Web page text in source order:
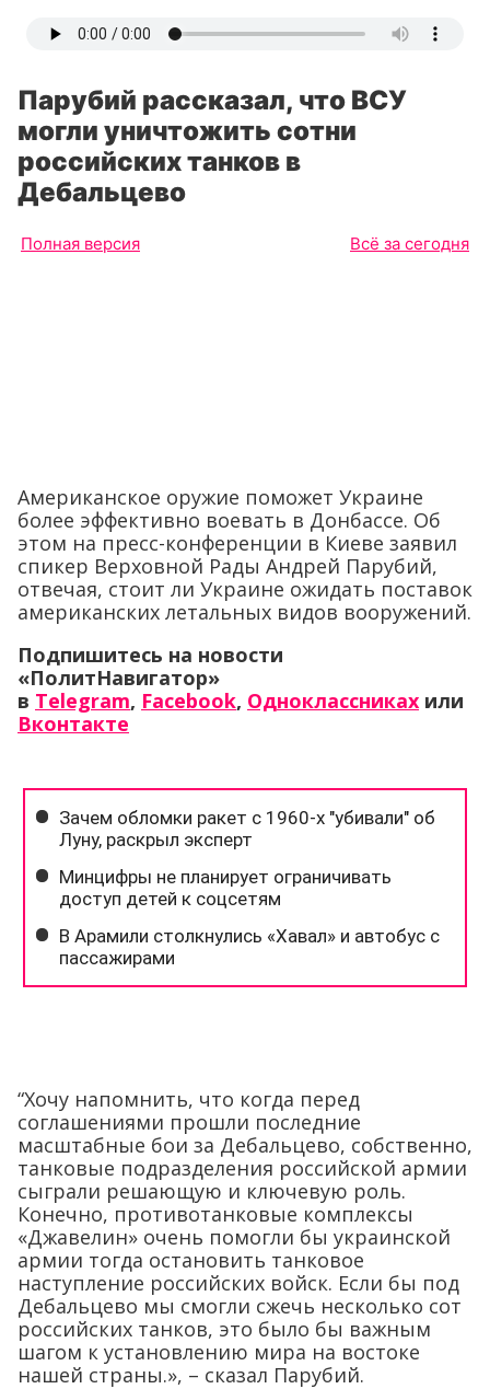
Парубий рассказал, что ВСУ
могли уничтожить сотни
российских танков в
Дебальцево
Полная версия Всё за сегодня
Американское оружие поможет Украине
более эффективно воевать в Донбассе. Об
этом на пресс-конференции в Киеве заявил
спикер Верховной Рады Андрей Парубий,
отвечая, стоит ли Украине ожидать поставок
американских летальных видов вооружений.
Подпишитесь на новости
«ПолитНавигатор»
в Telegram, Facebook, Одноклассниках или
Вконтакте
“Хочу напомнить, что когда перед
соглашениями прошли последние
масштабные бои за Дебальцево, собственно,
танковые подразделения российской армии
сыграли решающую и ключевую роль.
Конечно, противотанковые комплексы
«Джавелин» очень помогли бы украинской
армии тогда остановить танковое
наступление российских войск. Если бы под
Дебальцево мы смогли сжечь несколько сот
российских танков, это было бы важным
шагом к установлению мира на востоке
нашей страны.», – сказал Парубий.